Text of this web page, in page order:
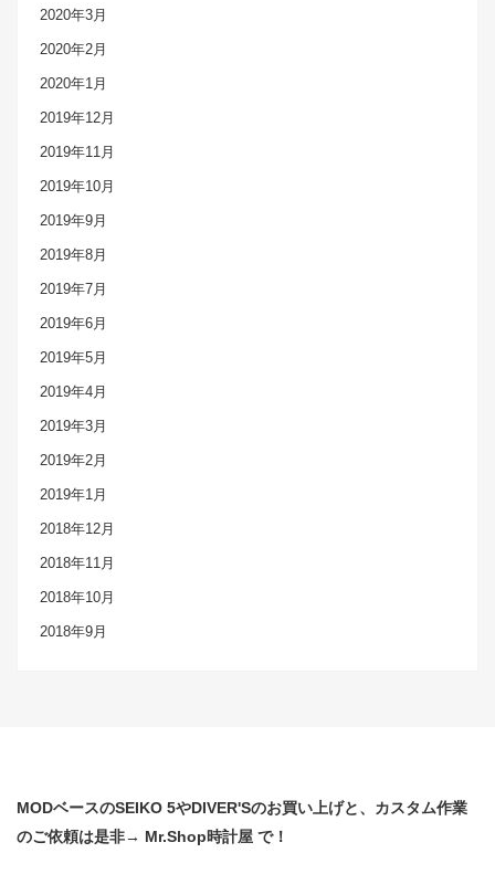
2020年3月
2020年2月
2020年1月
2019年12月
2019年11月
2019年10月
2019年9月
2019年8月
2019年7月
2019年6月
2019年5月
2019年4月
2019年3月
2019年2月
2019年1月
2018年12月
2018年11月
2018年10月
2018年9月
MODベースのSEIKO 5やDIVER'Sのお買い上げと、カスタム作業
のご依頼は是非→ Mr.Shop時計屋 で！